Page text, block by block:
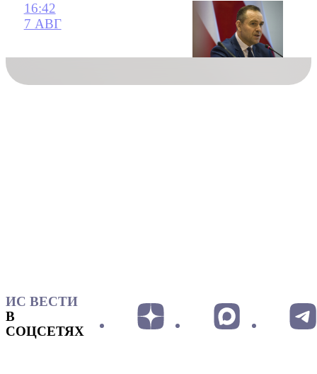
16:42
7 АВГ
ИС ВЕСТИ
В
СОЦСЕТЯХ